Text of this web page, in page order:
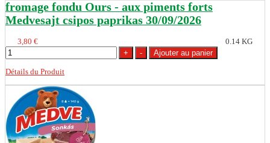
fromage fondu Ours - aux piments forts
Medvesajt csipos paprikas 30/09/2026
3,80 € 0.14 KG
Détails du Produit